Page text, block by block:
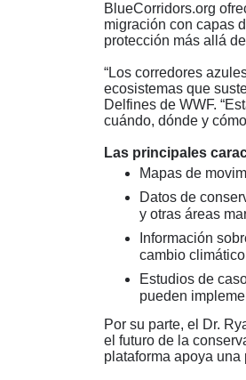
BlueCorridors.org
migración con capas
protección más allá
“Los corredores
ecosistemas que
Delfines de WWF. “
cuándo, dónde y
Las principales
Mapas de
Datos de
y otras áreas
Información
cambio
Estudios de
pueden
Por su parte, el Dr.
el futuro de la
plataforma apoya